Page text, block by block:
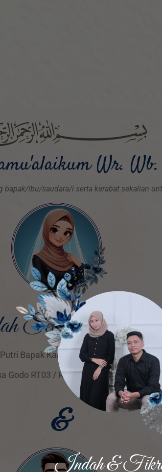
Wr. Wb.
ibu/saudara/i serta kerabat sekalian
Setyani, S.Pd.
Putri Bapak Kamtoyo
& Ibu Suji
Godo RT03 / RW01, Winong, Pati
&
Indah &